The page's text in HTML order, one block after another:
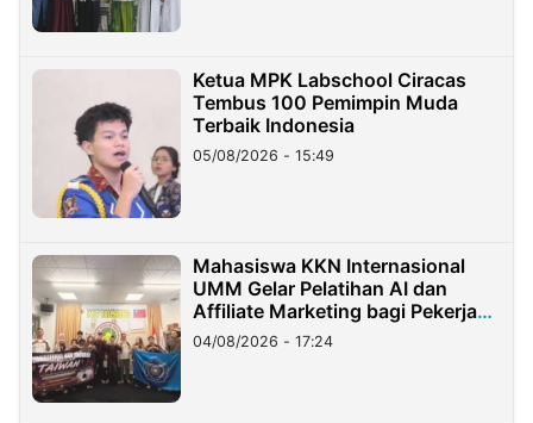
Ketua MPK Labschool Ciracas
Tembus 100 Pemimpin Muda
Terbaik Indonesia
05/08/2026 - 15:49
Mahasiswa KKN Internasional
UMM Gelar Pelatihan AI dan
Affiliate Marketing bagi Pekerja
Migran Indonesia di Taiwan
04/08/2026 - 17:24